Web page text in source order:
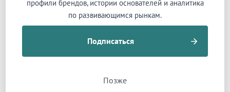
было движущей силой Panpuri».
Практические препятствия оказались не легче
культурных. В начале 2000-х цепочка поставок
органических ингредиентов в Таиланде практически
пальцам пересчитать. Panpuri пришлось строить
профили брендов, истории основателей и аналитика
по развивающимся рынкам.
Подписаться
Позже